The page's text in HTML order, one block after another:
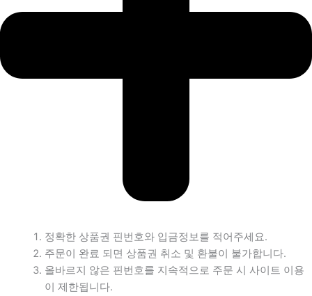
정확한 상품권 핀번호와 입금정보를 적어주세요.
주문이 완료 되면 상품권 취소 및 환불이 불가합니다.
올바르지 않은 핀번호를 지속적으로 주문 시 사이트 이용
이 제한됩니다.